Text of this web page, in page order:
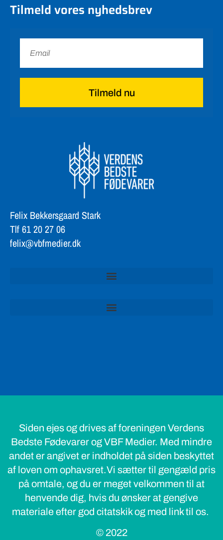
Tilmeld vores nyhedsbrev
Tilmeld nu
Felix Bekkersgaard Stark
Tlf 61 20 27 06
felix@vbfmedier.dk
Siden ejes og drives af foreningen Verdens
Bedste Fødevarer og VBF Medier. Med mindre
andet er angivet er indholdet på siden beskyttet
af loven om ophavsret.Vi sætter til gengæld pris
på omtale, og du er meget velkommen til at
henvende dig, hvis du ønsker at gengive
materiale efter god citatskik og med link til os.
© 2022